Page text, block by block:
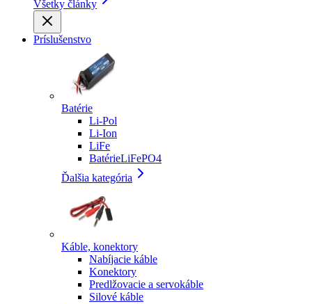
Všetky články
Príslušenstvo
Batérie
Li-Pol
Li-Ion
LiFe
BatérieLiFePO4
Ďalšia kategória
Káble, konektory
Nabíjacie káble
Konektory
Predlžovacie a servokáble
Silové káble